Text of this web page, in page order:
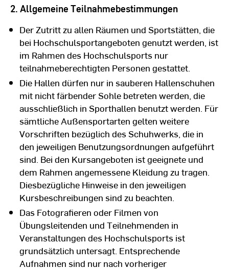
2. Allgemeine Teilnahmebestimmungen
Der Zutritt zu allen Räumen und Sportstätten, die
bei Hochschulsportangeboten genutzt werden, ist
im Rahmen des Hochschulsports nur
teilnahmeberechtigten Personen gestattet.
Die Hallen dürfen nur in sauberen Hallenschuhen
mit nicht färbender Sohle betreten werden, die
ausschließlich in Sporthallen benutzt werden. Für
sämtliche Außensportarten gelten weitere
Vorschriften bezüglich des Schuhwerks, die in
den jeweiligen Benutzungsordnungen aufgeführt
sind. Bei den Kursangeboten ist geeignete und
dem Rahmen angemessene Kleidung zu tragen.
Diesbezügliche Hinweise in den jeweiligen
Kursbeschreibungen sind zu beachten.
Das Fotografieren oder Filmen von
Übungsleitenden und Teilnehmenden in
Veranstaltungen des Hochschulsports ist
grundsätzlich untersagt. Entsprechende
Aufnahmen sind nur nach vorheriger